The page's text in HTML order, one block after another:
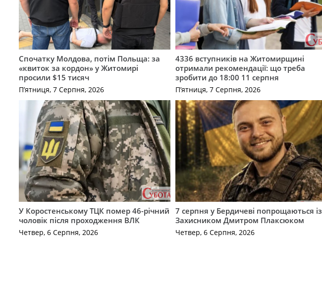
Спочатку Молдова, потім Польща: за
«квиток за кордон» у Житомирі
просили $15 тисяч
П’ятниця, 7 Серпня, 2026
4336 вступників на Житомирщині
отримали рекомендації: що треба
зробити до 18:00 11 серпня
П’ятниця, 7 Серпня, 2026
У Коростенському ТЦК помер 46-річний
чоловік після проходження ВЛК
Четвер, 6 Серпня, 2026
7 серпня у Бердичеві попрощаються із
Захисником Дмитром Плаксюком
Четвер, 6 Серпня, 2026